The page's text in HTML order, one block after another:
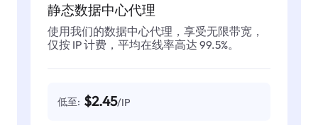
静态数据中心代理
使用我们的数据中心代理，享受无限带宽，
仅按 IP 计费，平均在线率高达 99.5%。
低至: $2.45/IP